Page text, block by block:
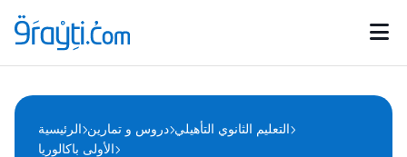
Catégories
d'actualités
Annonces bourses
الرئيسية دروس و تمارين التعليم الثانوي التأهيلي
الأولى باكالوريا